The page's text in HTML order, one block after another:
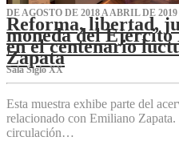
DE AGOSTO DE 2018 A ABRIL DE 2019
Reforma, libertad,
moneda del
en el centenario
Zapata
Sala Siglo XX
Esta muestra exhibe parte del
relacionado con Emiliano
circulación…